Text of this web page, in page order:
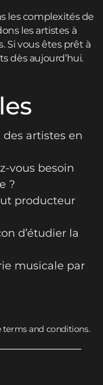
les complexités de
les artistes à
Si vous êtes prêt à
dès aujourd’hui.
artistes en
vous besoin
?
producteur
d’étudier la
musicale par
terms and conditions.